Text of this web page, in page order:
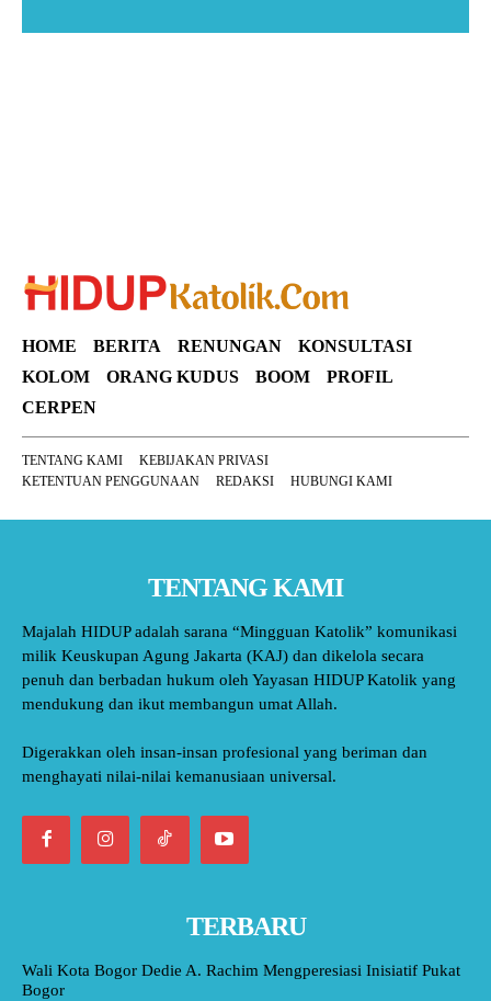
HOME BERITA RENUNGAN
KONSULTASI
KOLOM
ORANG KUDUS BOOM
PROFIL
CERPEN
TENTANG KAMI
KEBIJAKAN PRIVASI
KETENTUAN PENGGUNAAN
REDAKSI HUBUNGI KAMI
TENTANG KAMI
Majalah HIDUP adalah sarana “Mingguan Katolik” komunikasi
milik Keuskupan Agung Jakarta (KAJ) dan dikelola secara
penuh dan berbadan hukum oleh Yayasan HIDUP Katolik yang
mendukung dan ikut membangun umat Allah.
Digerakkan oleh insan-insan profesional yang beriman dan
menghayati nilai-nilai kemanusiaan universal.
TERBARU
Wali Kota Bogor Dedie A. Rachim Mengperesiasi Inisiatif Pukat
Bogor